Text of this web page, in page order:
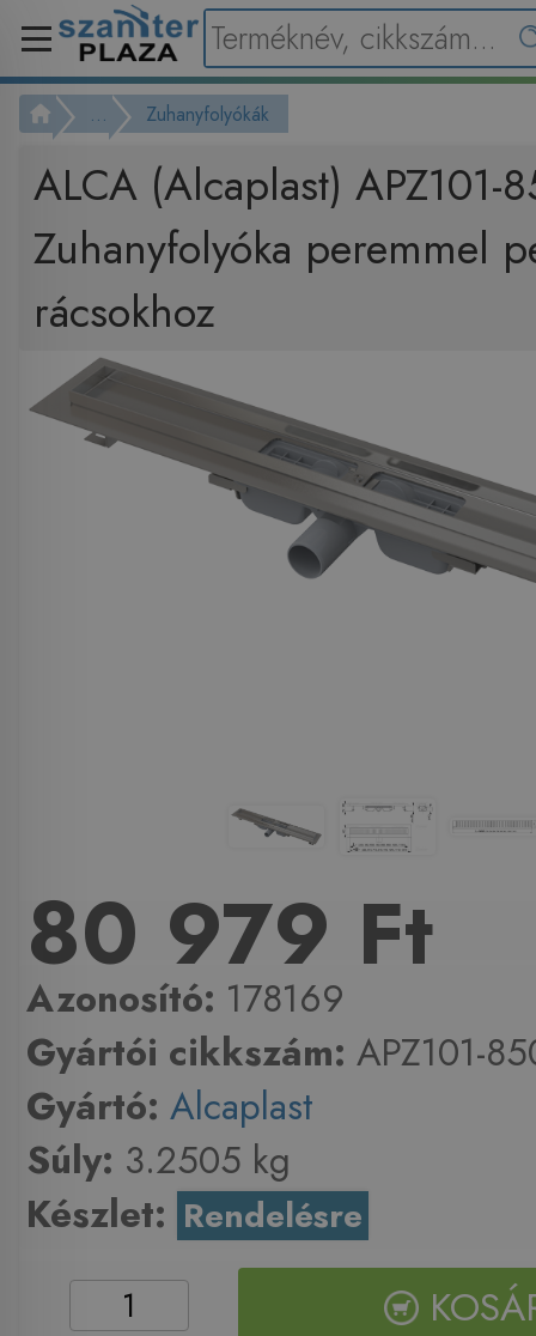
... Zuhanyfolyókák
ALCA (Alcaplast) APZ101-
Zuhanyfolyóka peremmel
rácsokhoz
80 979 Ft
Azonosító: 178169
Gyártói cikkszám: APZ101-
Gyártó: Alcaplast
Súly: 3.2505 kg
Készlet: Rendelésre